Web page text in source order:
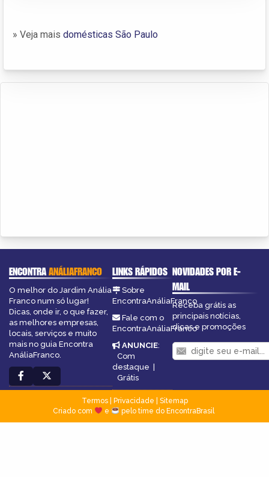
» Veja mais domésticas São Paulo
ENCONTRAANÁLIAFRANCO
O melhor do Jardim Anália
Franco num só lugar!
Dicas, onde ir, o que fazer,
as melhores empresas,
locais, serviços e muito
mais no guia Encontra
AnáliaFranco.
LINKS RÁPIDOS
Sobre
EncontraAnáliaFranco
Fale com o
EncontraAnáliaFranco
ANUNCIE:
Com
destaque |
Grátis
NOVIDADES POR E-
MAIL
Receba grátis as
principais notícias,
dicas e promoções
Termos| Privacidade
Sitemap
Criado com
e pelo time do EncontraBrasil